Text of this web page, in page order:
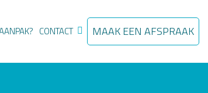
CONTACT MAAK EEN AFSPRAAK